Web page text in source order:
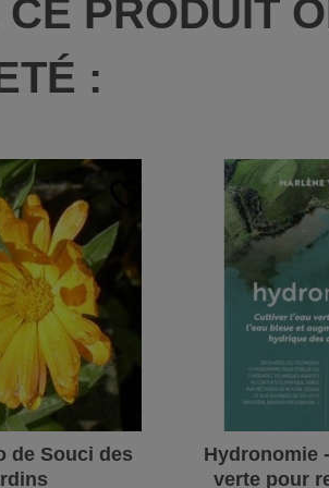
PRODUIT
:
de Souci des
Hydronomie
verte pour